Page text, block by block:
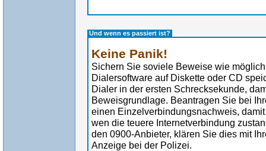
Und wenn es passiert ist?
Keine Panik!
Sichern Sie soviele Beweise wie
Dialersoftware auf Diskette oder CD
Dialer in der ersten Schrecksekunde,
Beweisgrundlage. Beantragen Sie bei
einen Einzelverbindungsnachweis,
wen die teuere Internetverbindung
den 0900-Anbieter, klären Sie dies mit
Anzeige bei der Polizei.